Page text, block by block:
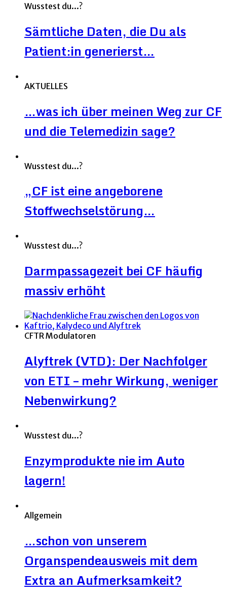
Wusstest du...?
Sämtliche Daten, die Du als
Patient:in generierst…
AKTUELLES
…was ich über meinen Weg zur CF
und die Telemedizin sage?
Wusstest du...?
„CF ist eine angeborene
Stoffwechselstörung…
Wusstest du...?
Darmpassagezeit bei CF häufig
massiv erhöht
CFTR Modulatoren
Alyftrek (VTD): Der Nachfolger
von ETI – mehr Wirkung, weniger
Nebenwirkung?
Wusstest du...?
Enzymprodukte nie im Auto
lagern!
Allgemein
…schon von unserem
Organspendeausweis mit dem
Extra an Aufmerksamkeit?